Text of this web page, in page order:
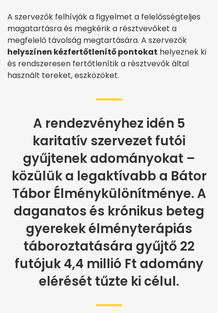
A szervezők felhívják a figyelmet a felelősségteljes
magatartásra és megkérik a résztvevőket a
megfelelő távolság megtartására. A szervezők
helyszínen kézfertőtlenítő pontokat helyeznek ki
és rendszeresen fertőtlenítik a résztvevők által
használt tereket, eszközöket.
A rendezvényhez idén 5
karitatív szervezet futói
gyűjtenek adományokat –
közülük a legaktívabb a Bátor
Tábor Élménykülönítménye. A
daganatos és krónikus beteg
gyerekek élményterápiás
táboroztatására gyűjtő 22
futójuk 4,4 millió Ft adomány
elérését tűzte ki célul.